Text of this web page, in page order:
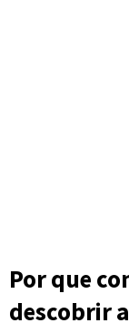
Por que
descobrir